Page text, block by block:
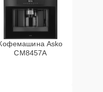
Asko
CM8457A